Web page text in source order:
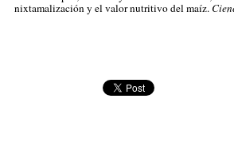
nixtamalización y el valor nutritivo del maíz.